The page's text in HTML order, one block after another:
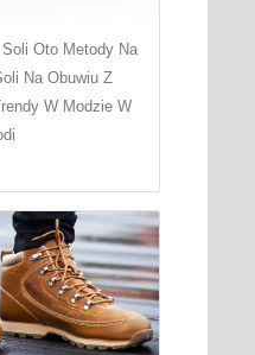
Oto Metody Na
Na Obuwiu Z
W Modzie W